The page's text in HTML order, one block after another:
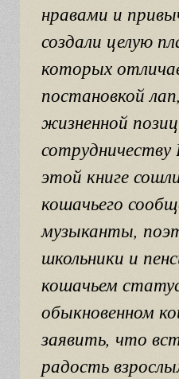
нравами и
создали целую
которых
постановкой
жизненной
этой книге
кошачьего
музыканты,
школьники и
кошачьем
обыкновенном
заявить, что
радость